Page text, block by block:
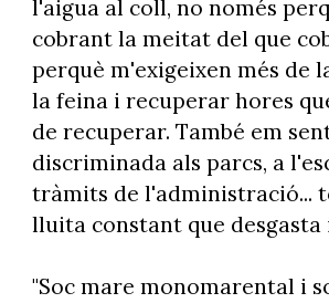
l'aigua al coll, no només
cobrant la meitat del que
perquè m'exigeixen més de
la feina i recuperar hores
de recuperar. També em
discriminada als parcs, a
tràmits de l'administració...
lluita constant que desgasta
"Soc mare monomarental i